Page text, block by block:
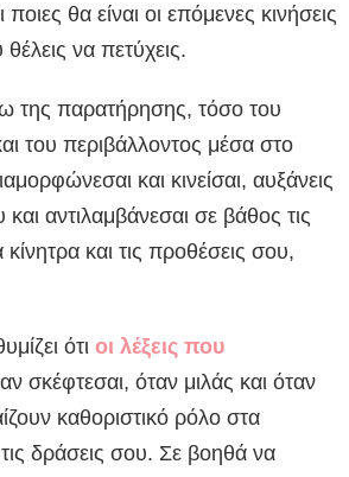
θα είναι οι επόμενες κινήσεις
να πετύχεις.
της παρατήρησης, τόσο του
του περιβάλλοντος μέσα στο
και κινείσαι, αυξάνεις
και αντιλαμβάνεσαι σε βάθος τις
και τις προθέσεις σου,
ότι οι λέξεις που
σκέφτεσαι, όταν μιλάς και όταν
καθοριστικό ρόλο στα
δράσεις σου. Σε βοηθά να